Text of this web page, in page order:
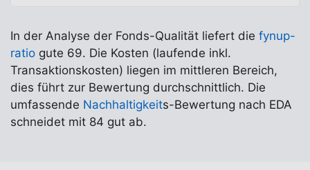
In der Analyse der Fonds-Qualität liefert die fynup-
ratio gute 69. Die Kosten (laufende inkl.
Transaktionskosten) liegen im mittleren Bereich,
dies führt zur Bewertung durchschnittlich. Die
umfassende Nachhaltigkeits-Bewertung nach EDA
schneidet mit 84 gut ab.